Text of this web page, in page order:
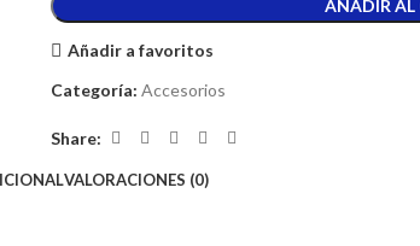
AÑADIR AL
Añadir a favoritos
Categoría: Accesorios
Share:
VALORACIONES (0)